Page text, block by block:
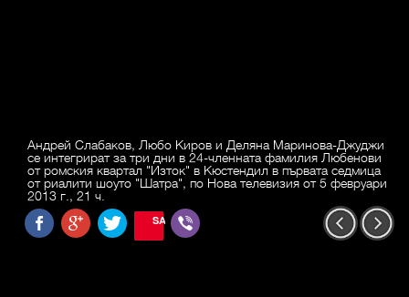
Андрей Слабаков, Любо Киров и Деляна Маринова-Джуджи
се интегрират за три дни в 24-членната фамилия Любенови
от ромския квартал "Изток" в Кюстендил в първата седмица
от риалити шоуто "Шатра", по Нова телевизия от 5 февруари
2013 г., 21 ч.
SAVE